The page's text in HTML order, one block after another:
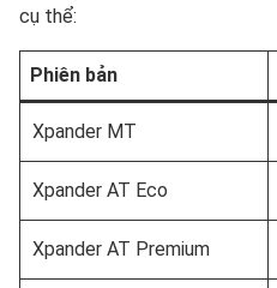
cụ thể:
Phiên bản
Xpander MT
Xpander AT Eco
Xpander AT Premium